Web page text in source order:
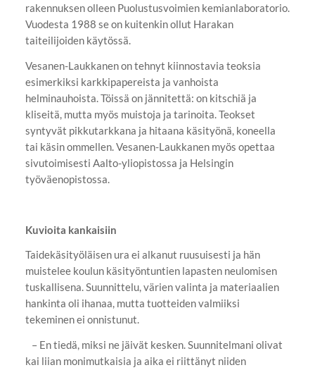
rakennuksen olleen Puolustusvoimien kemianlaboratorio.
Vuodesta 1988 se on kuitenkin ollut Harakan
taiteilijoiden käytössä.
Vesanen-Laukkanen on tehnyt kiinnostavia teoksia
esimerkiksi karkkipapereista ja vanhoista
helminauhoista. Töissä on jännitettä: on kitschiä ja
kliseitä, mutta myös muistoja ja tarinoita. Teokset
syntyvät pikkutarkkana ja hitaana käsityönä, koneella
tai käsin ommellen. Vesanen-Laukkanen myös opettaa
sivutoimisesti Aalto-yliopistossa ja Helsingin
työväenopistossa.
Kuvioita kankaisiin
Taidekäsityöläisen ura ei alkanut ruusuisesti ja hän
muistelee koulun käsityöntuntien lapasten neulomisen
tuskallisena. Suunnittelu, värien valinta ja materiaalien
hankinta oli ihanaa, mutta tuotteiden valmiiksi
tekeminen ei onnistunut.
– En tiedä, miksi ne jäivät kesken. Suunnitelmani olivat
kai liian monimutkaisia ja aika ei riittänyt niiden